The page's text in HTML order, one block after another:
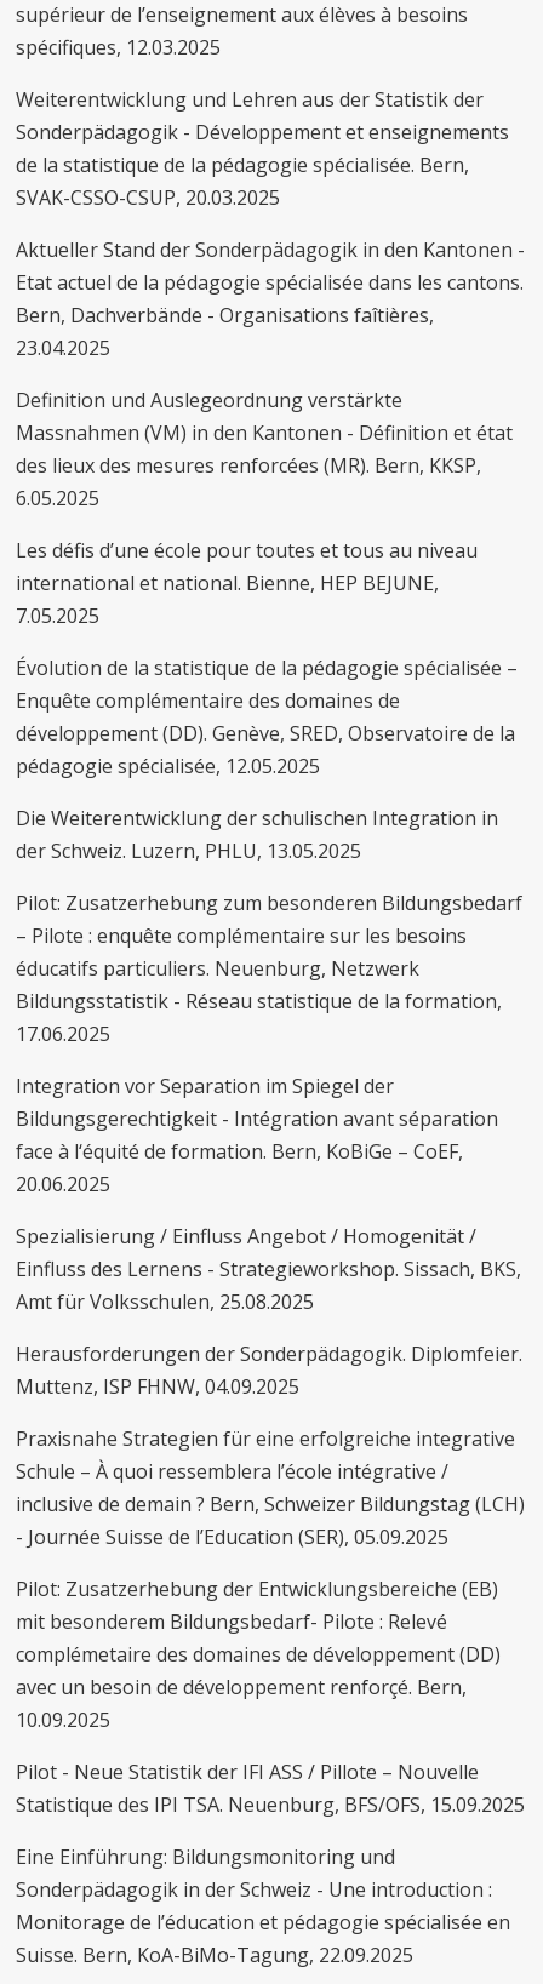
supérieur de l’enseignement aux élèves à besoins
spécifiques, 12.03.2025
Weiterentwicklung und Lehren aus der Statistik der
Sonderpädagogik - Développement et enseignements
de la statistique de la pédagogie spécialisée. Bern,
SVAK-CSSO-CSUP, 20.03.2025
Aktueller Stand der Sonderpädagogik in den Kantonen -
Etat actuel de la pédagogie spécialisée dans les cantons.
Bern, Dachverbände - Organisations faîtières,
23.04.2025
Definition und Auslegeordnung verstärkte
Massnahmen (VM) in den Kantonen - Définition et état
des lieux des mesures renforcées (MR). Bern, KKSP,
6.05.2025
Les défis d’une école pour toutes et tous au niveau
international et national. Bienne, HEP BEJUNE,
7.05.2025
Évolution de la statistique de la pédagogie spécialisée –
Enquête complémentaire des domaines de
développement (DD). Genève, SRED, Observatoire de la
pédagogie spécialisée, 12.05.2025
Die Weiterentwicklung der schulischen Integration in
der Schweiz. Luzern, PHLU, 13.05.2025
Pilot: Zusatzerhebung zum besonderen Bildungsbedarf
– Pilote : enquête complémentaire sur les besoins
éducatifs particuliers. Neuenburg, Netzwerk
Bildungsstatistik - Réseau statistique de la formation,
17.06.2025
Integration vor Separation im Spiegel der
Bildungsgerechtigkeit - Intégration avant séparation
face à l‘équité de formation. Bern, KoBiGe – CoEF,
20.06.2025
Spezialisierung / Einfluss Angebot / Homogenität /
Einfluss des Lernens - Strategieworkshop. Sissach, BKS,
Amt für Volksschulen, 25.08.2025
Herausforderungen der Sonderpädagogik. Diplomfeier.
Muttenz, ISP FHNW, 04.09.2025
Praxisnahe Strategien für eine erfolgreiche integrative
Schule – À quoi ressemblera l’école intégrative /
inclusive de demain ? Bern, Schweizer Bildungstag (LCH)
- Journée Suisse de l’Education (SER), 05.09.2025
Pilot: Zusatzerhebung der Entwicklungsbereiche (EB)
mit besonderem Bildungsbedarf- Pilote : Relevé
complémetaire des domaines de développement (DD)
avec un besoin de développement renforçé. Bern,
10.09.2025
Pilot - Neue Statistik der IFI ASS / Pillote – Nouvelle
Statistique des IPI TSA. Neuenburg, BFS/OFS, 15.09.2025
Eine Einführung: Bildungsmonitoring und
Sonderpädagogik in der Schweiz - Une introduction :
Monitorage de l’éducation et pédagogie spécialisée en
Suisse. Bern, KoA-BiMo-Tagung, 22.09.2025